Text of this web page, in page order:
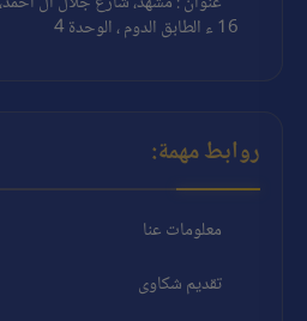
16 ء الطابق الدوم ، الوحدة 4
روابط مهمة:
معلومات عنا
تقديم شكاوى